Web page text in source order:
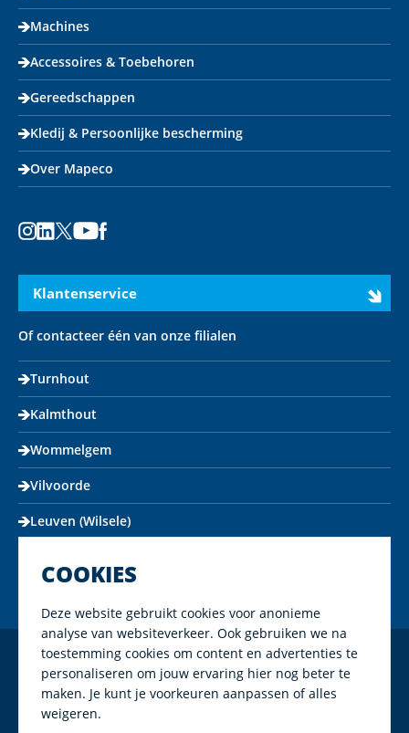
Machines
Accessoires & Toebehoren
Gereedschappen
Kledij & Persoonlijke bescherming
Over Mapeco
Klantenservice
Of contacteer één van onze filialen
Turnhout
Kalmthout
Wommelgem
Vilvoorde
Leuven (Wilsele)
Copyright Mapeco 2026
Algemene voorwaarden
COOKIES
Deze website gebruikt cookies voor anonieme
analyse van websiteverkeer. Ook gebruiken we na
toestemming cookies om content en advertenties te
personaliseren om jouw ervaring hier nog beter te
maken. Je kunt je voorkeuren aanpassen of alles
weigeren.